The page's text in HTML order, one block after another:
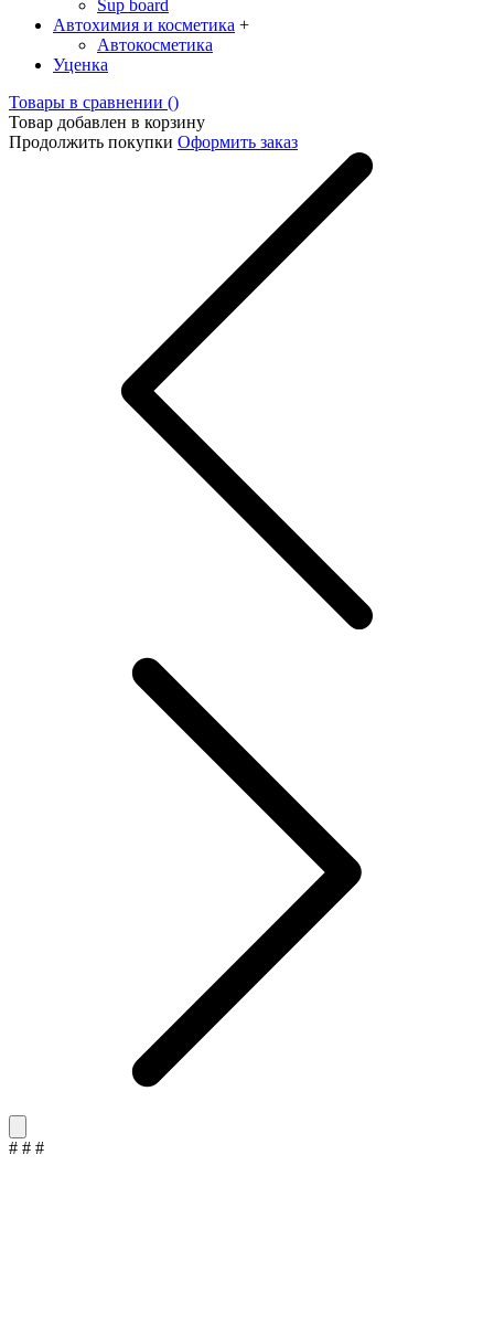
Sup board
Автохимия и косметика +
Автокосметика
Уценка
Товары в сравнении ()
Товар добавлен в корзину
Продолжить покупки Оформить заказ
# # #